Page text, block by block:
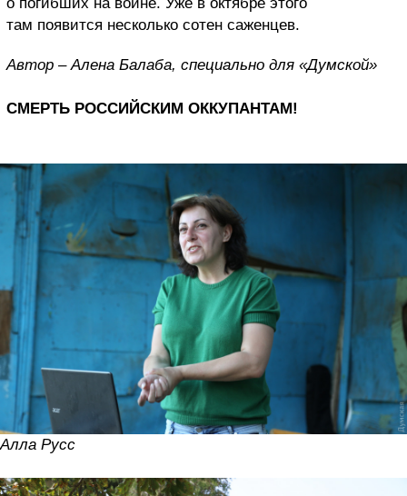
там появится несколько сотен саженцев.
Автор – Алена Балаба, специально для «Думской»
СМЕРТЬ РОССИЙСКИМ ОККУПАНТАМ!
Алла Русс